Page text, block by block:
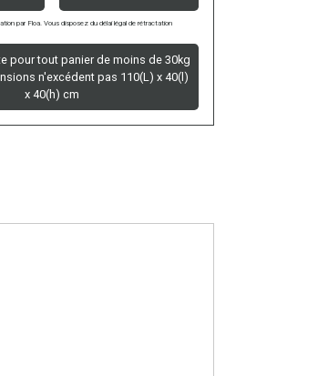
par Floa. Vous disposez du délai légal de rétractation
pour tout panier de moins de 30kg
n'excédent pas 110(L) x 40(l)
x 40(h) cm